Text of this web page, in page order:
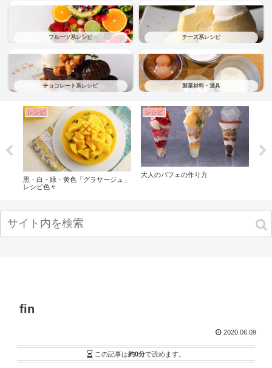
フルーツ系レシピ チーズ系レシピ
チョコレート系レシピ 製菓材料・道具
レシピ
黒・白・緑・黄色「グラサージュ」
レシピ色々
レシピ
大人のパフェの作り方
fin
2020.06.09
この記事は約0分で読めます。